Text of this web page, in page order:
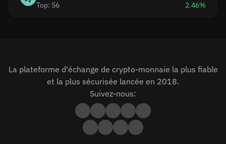
Top: 56 2.46%
La plateforme d'échange de crypto-monnaie la plus fiable
et la plus sécurisée lancée en 2018.
Suivez-nous: